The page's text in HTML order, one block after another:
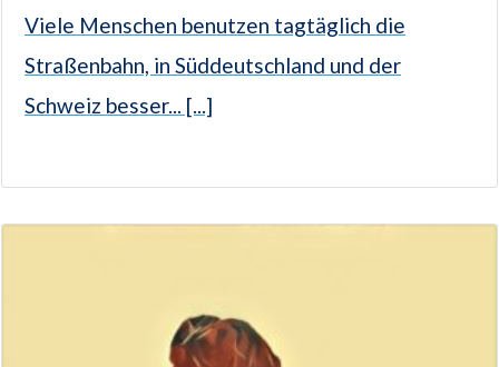
Viele Menschen benutzen tagtäglich die
Straßenbahn, in Süddeutschland und der
Schweiz besser... [...]